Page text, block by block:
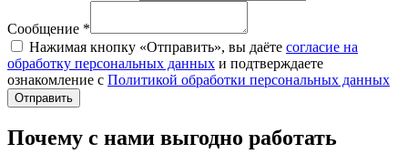
Сообщение *
Нажимая кнопку «Отправить», вы даёте согласие на
обработку персональных данных и подтверждаете
ознакомление с Политикой обработки персональных данных
Отправить
Почему с нами выгодно работать